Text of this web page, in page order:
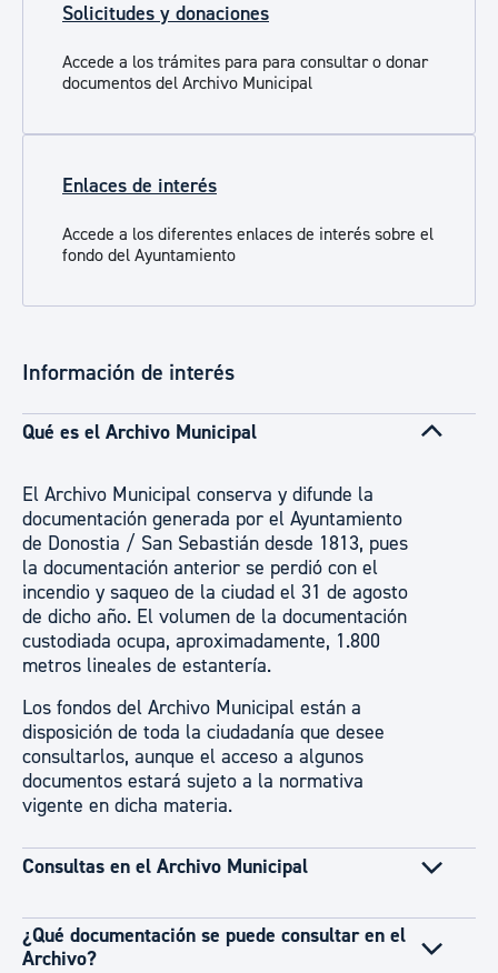
Solicitudes y donaciones
Accede a los trámites para para consultar o donar
documentos del Archivo Municipal
Enlaces de interés
Accede a los diferentes enlaces de interés sobre el
fondo del Ayuntamiento
Información de interés
Qué es el Archivo Municipal
El Archivo Municipal conserva y difunde la
documentación generada por el Ayuntamiento
de Donostia / San Sebastián desde 1813, pues
la documentación anterior se perdió con el
incendio y saqueo de la ciudad el 31 de agosto
de dicho año. El volumen de la documentación
custodiada ocupa, aproximadamente, 1.800
metros lineales de estantería.
Los fondos del Archivo Municipal están a
disposición de toda la ciudadanía que desee
consultarlos, aunque el acceso a algunos
documentos estará sujeto a la normativa
vigente en dicha materia.
Consultas en el Archivo Municipal
¿Qué documentación se puede consultar en el
Archivo?